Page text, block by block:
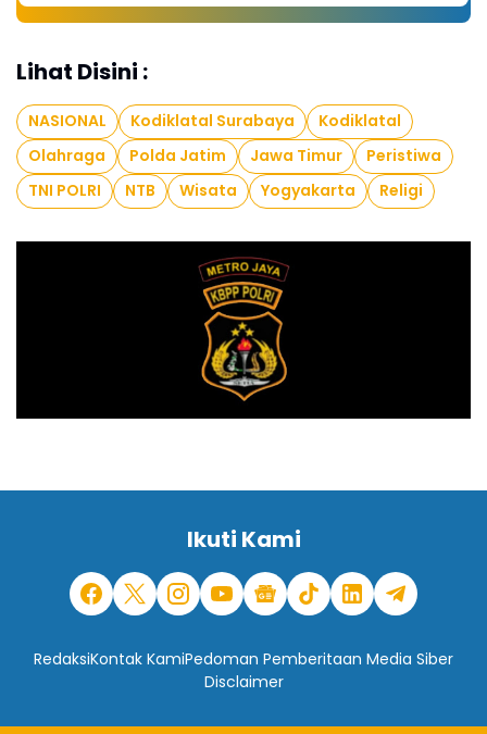
Lihat Disini :
NASIONAL Kodiklatal Surabaya
Kodiklatal
Olahraga
Polda Jatim Jawa Timur
Peristiwa
TNI POLRI
NTB Wisata Yogyakarta Religi
Ikuti Kami
RedaksiKontak KamiPedoman Pemberitaan Media Siber
Disclaimer